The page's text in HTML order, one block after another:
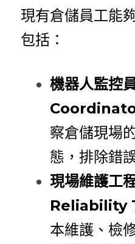
現有倉儲員工能
包括：
機器人監控
察倉儲現場
態，排除錯
現場維護工
Reliability
本維護、檢